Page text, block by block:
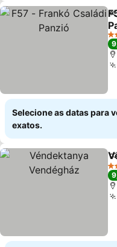
3
Selecione as datas para
exatos.
3